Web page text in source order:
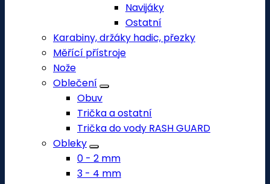
Navijáky
Ostatní
Karabiny, držáky hadic, přezky
Měřící přístroje
Nože
Oblečení
Obuv
Trička a ostatní
Trička do vody RASH GUARD
Obleky
0 - 2 mm
3 - 4 mm